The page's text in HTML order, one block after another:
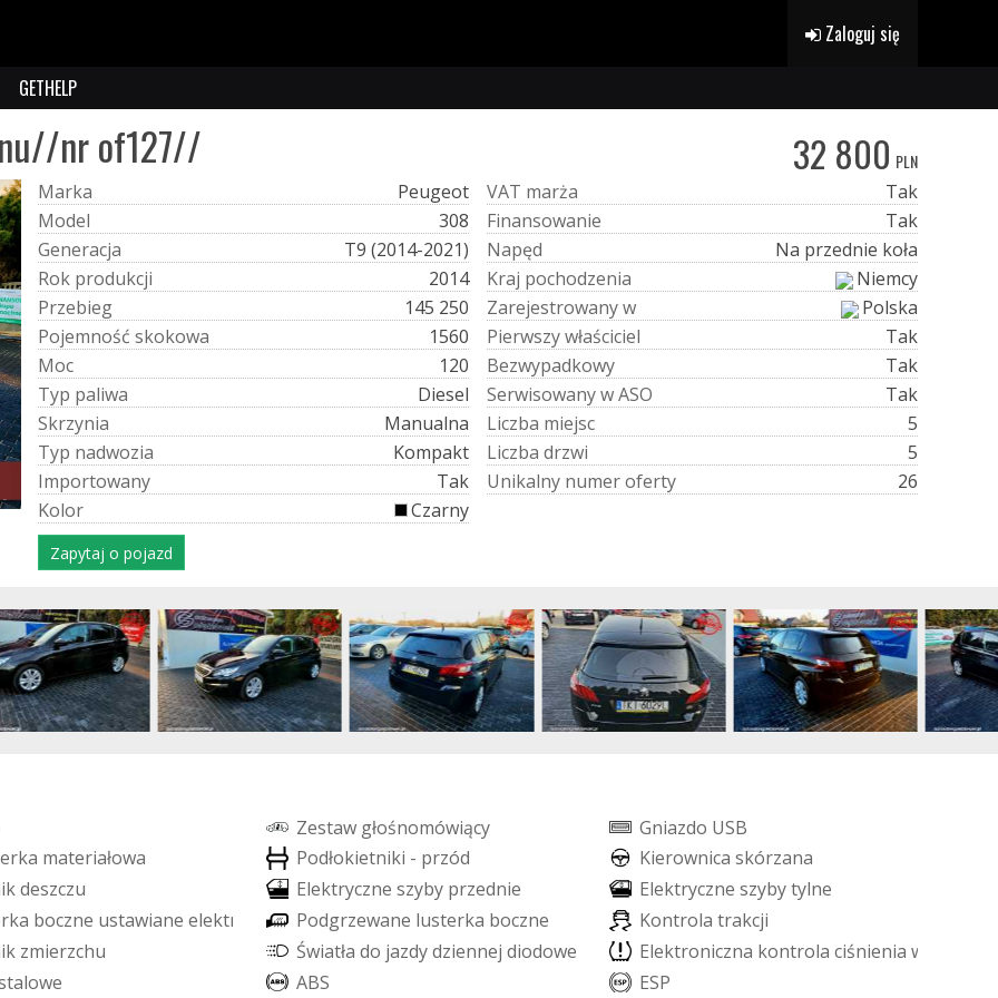
Zaloguj się
GETHELP
nr of127// 32 800 PLN
Marka
Peugeot
Model
308
Generacja
T9 (2014-2021)
Rok produkcji
2014
Przebieg
145 250
Pojemność skokowa
1560
Moc
120
Typ paliwa
Diesel
Skrzynia
Manualna
Typ nadwozia
Kompakt
Importowany
Tak
Kolor Czarny
VAT marża
Tak
Finansowanie
Tak
Napęd
Na przednie koła
Kraj pochodzenia
Niemcy
Zarejestrowanyw
Polska
Pierwszywłaściciel
Tak
Bezwypadkowy
Tak
SerwisowanywASO
Tak
Liczba miejsc
5
Liczba drzwi
5
Unikalny numeroferty 26
Zapytaj o pojazd
Zestaw głośnomówiący Gniazdo USB
erka materiałowa Podłokietniki - przód Kierownica skórzana
ik deszczu Elektryczne szyby przednie Elektryczne szyby tylne
rka boczne ustawiane elektr nie Podgrzewane lusterka boczne Kontrola trakcji
ik zmierzchu Światła do jazdydziennej diodowe D Elektroniczna kontrola ciśnienia w
talowe ABS ESP